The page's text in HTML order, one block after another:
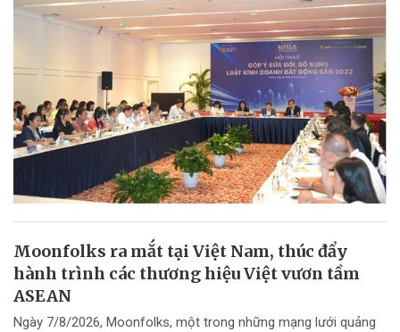
Moonfolks ra mắt tại Việt Nam, thúc đẩy
hành trình các thương hiệu Việt vươn tầm
ASEAN
Ngày 7/8/2026, Moonfolks, một trong những mạng lưới quảng